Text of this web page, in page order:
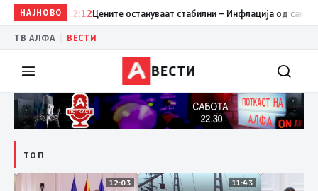
НАЈНОВО
12:12 Цените остануваат стабилни – Инфлација од само
ТВ АЛФА ВЕСТИ
ВЕСТИ
ТОП
12:18 12:03 11:43